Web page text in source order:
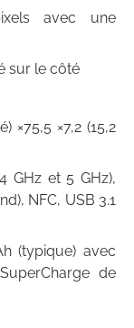
avec une
sur le côté
×75,5 ×7,2 (15,2
GHz et 5 GHz),
NFC, USB 3.1
(typique) avec
de